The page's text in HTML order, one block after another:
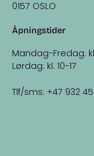
0157 OSLO
Åpningstider
Mandag-Fredag:
Lørdag: kl. 10-17
Tlf/sms: +47 932